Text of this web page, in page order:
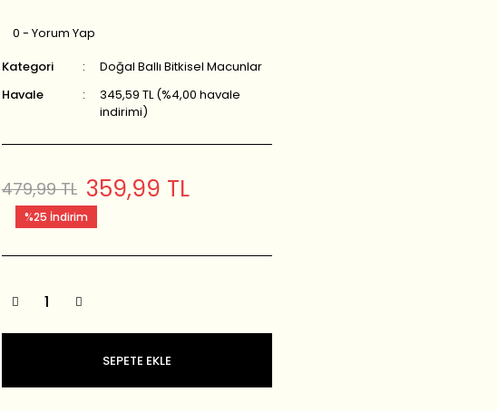
0 - Yorum Yap
Kategori
Doğal Ballı Bitkisel Macunlar
Havale
345,59 TL (%4,00 havale
indirimi)
479,99 TL 359,99 TL
%25 İndirim
SEPETE EKLE